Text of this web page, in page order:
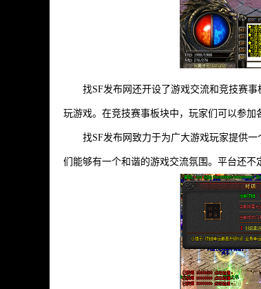
找SF发布网还开设了游戏交流和竞技赛
玩游戏。在竞技赛事板块中，玩家们可以参加
找SF发布网致力于为广大游戏玩家提供
们能够有一个和谐的游戏交流氛围。平台还不